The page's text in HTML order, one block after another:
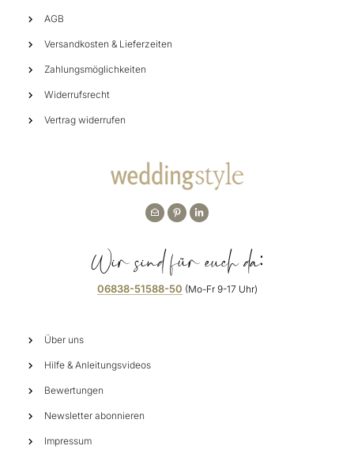
AGB
Versandkosten & Lieferzeiten
Zahlungsmöglichkeiten
Widerrufsrecht
Vertrag widerrufen
Wir sind für euch da:
06838-51588-50 (Mo-Fr 9-17 Uhr)
Über uns
Hilfe & Anleitungsvideos
Bewertungen
Newsletter abonnieren
Impressum